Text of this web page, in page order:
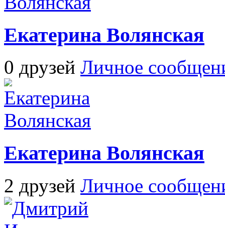
Екатерина Волянская
0 друзей Личное
Екатерина Волянская
2 друзей Личное